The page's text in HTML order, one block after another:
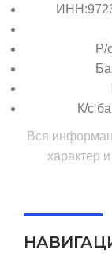
Р/
К/с
Вся
характер